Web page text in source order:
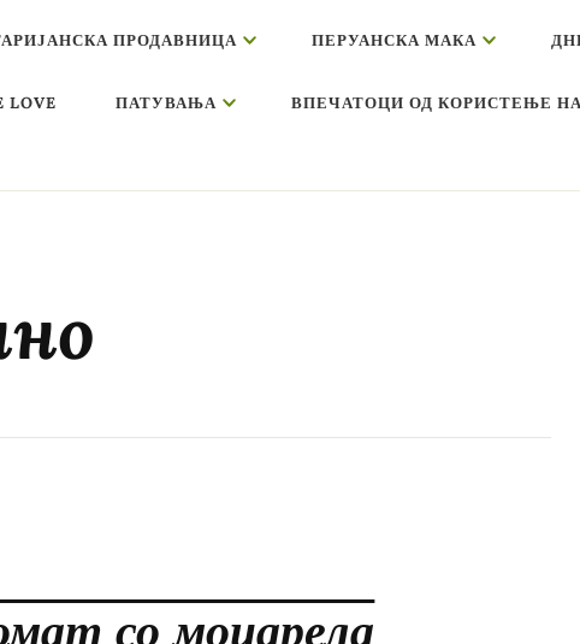
ПРОДАВНИЦА ПЕРУАНСКА МАКА
LOVE ПАТУВАЊА ВПЕЧАТОЦИ ОД КОРИСТЕЊЕ
со моцарела